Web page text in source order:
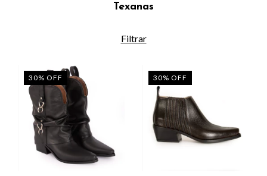
Texanas
Filtrar
30% OFF 30% OFF